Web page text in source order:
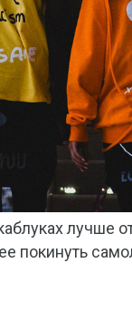
лучше
покинуть